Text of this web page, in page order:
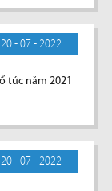
20 - 07 - 2022
tức năm 2021
20 - 07 - 2022